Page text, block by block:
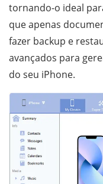
tornando-o ideal
que apenas
fazer backup e
avançados para
do seu iPhone.